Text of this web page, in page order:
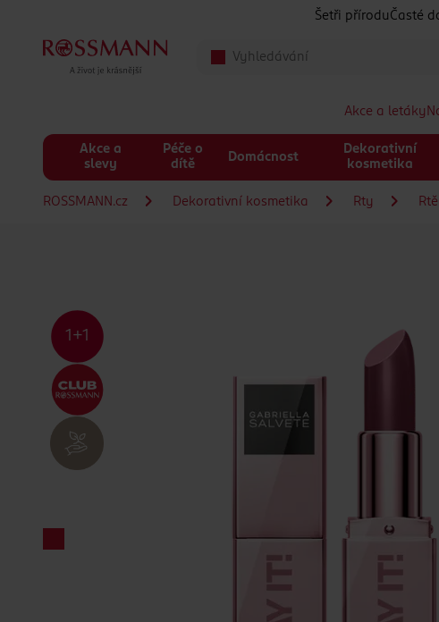
Šetři přírodu Časté
Akce a letáky
Akce a
slevy
Péče o
dítě
Domácnost
Dekorativní
kosmetika
ROSSMANN.cz Dekorativní kosmetika Rty